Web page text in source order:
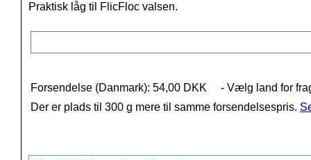
Praktisk låg til FlicFloc valsen.
Forsendelse (Danmark): 54,00 DKK
- Vælg land for
Der er plads til 300 g mere til samme forsendelsespris.